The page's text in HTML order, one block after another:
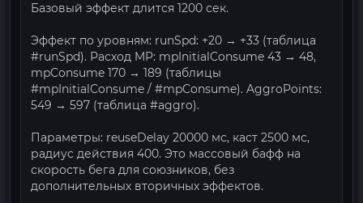
Базовый эффект длится 1200 сек.
Эффект по уровням: runSpd: +20 → +33 (таблица
#runSpd). Расход MP: mpInitialConsume 43 → 48,
mpConsume 170 → 189 (таблицы
#mpInitialConsume / #mpConsume). AggroPoints:
549 → 597 (таблица #aggro).
Параметры: reuseDelay 20000 мс, каст 2500 мс,
радиус действия 400. Это массовый бафф на
скорость бега для союзников, без
дополнительных вторичных эффектов.